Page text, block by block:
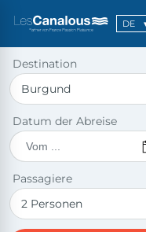
DE
Destination
Datum der Abreise
Passagiere